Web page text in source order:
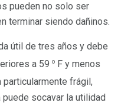
pueden no solo ser
terminar siendo dañinos.
útil de tres años y debe
a 59 o
F y menos
particularmente frágil,
socavar la utilidad